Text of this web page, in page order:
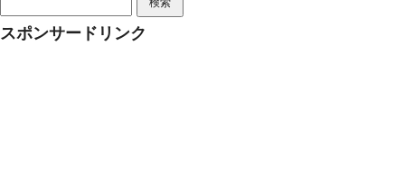
索:
スポンサードリンク